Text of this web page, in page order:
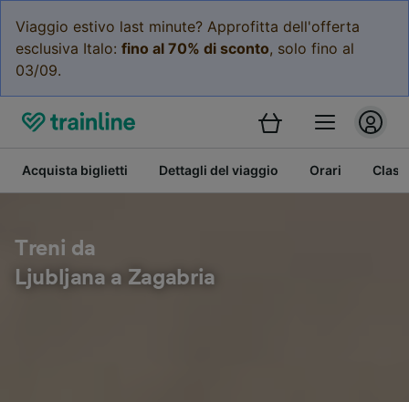
Viaggio estivo last minute? Approfitta dell'offerta
esclusiva Italo: fino al 70% di sconto, solo fino al
03/09.
Acquista biglietti Dettagli del viaggio Orari
Treni da
Ljubljana a Zagabria